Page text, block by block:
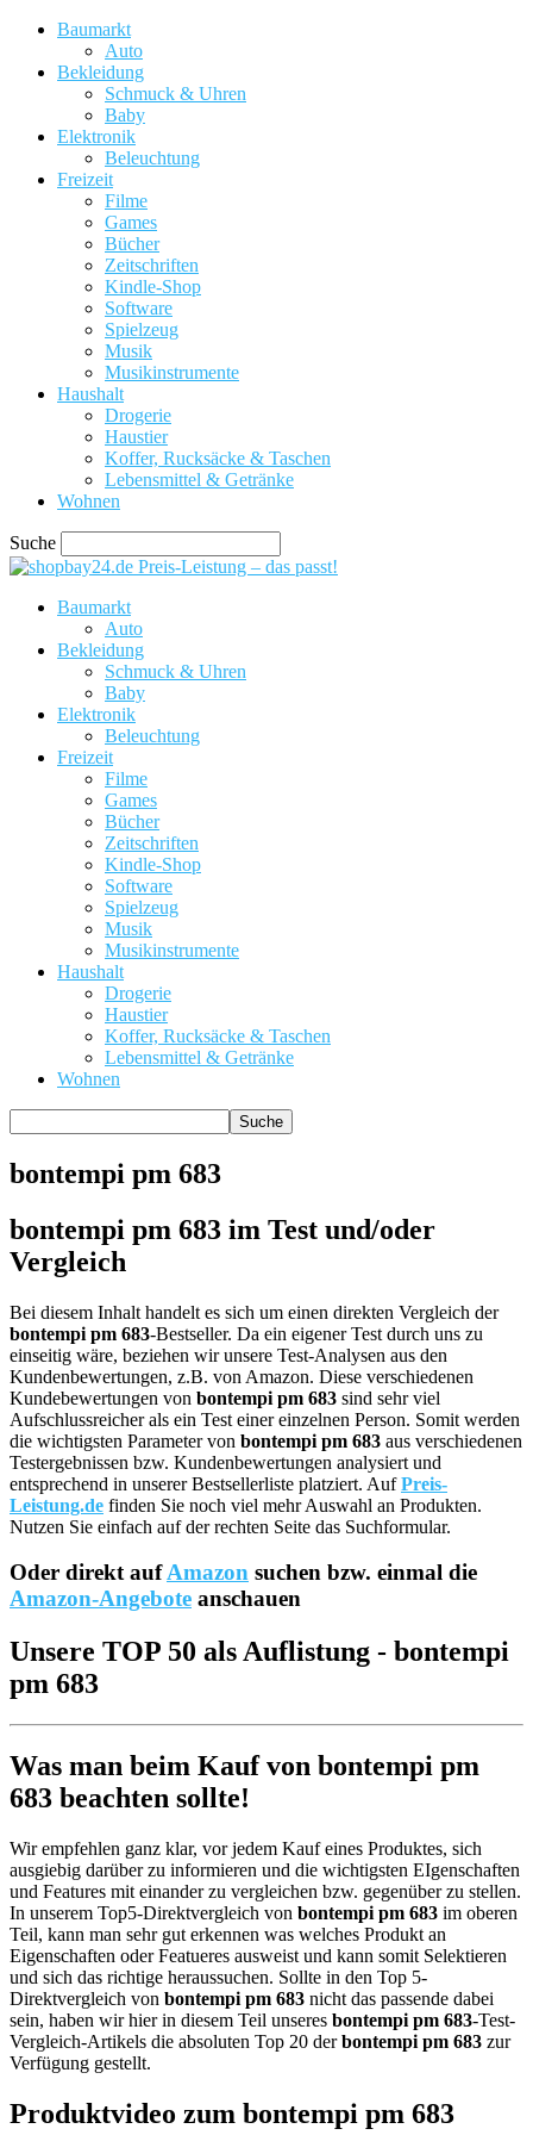
Baumarkt
Auto
Bekleidung
Schmuck & Uhren
Baby
Elektronik
Beleuchtung
Freizeit
Filme
Games
Bücher
Zeitschriften
Kindle-Shop
Software
Spielzeug
Musik
Musikinstrumente
Haushalt
Drogerie
Haustier
Koffer, Rucksäcke & Taschen
Lebensmittel & Getränke
Wohnen
Suche
Preis-Leistung – das passt!
Baumarkt
Auto
Bekleidung
Schmuck & Uhren
Baby
Elektronik
Beleuchtung
Freizeit
Filme
Games
Bücher
Zeitschriften
Kindle-Shop
Software
Spielzeug
Musik
Musikinstrumente
Haushalt
Drogerie
Haustier
Koffer, Rucksäcke & Taschen
Lebensmittel & Getränke
Wohnen
bontempi pm 683
bontempi pm 683 im Test und/oder
Vergleich
Bei diesem Inhalt handelt es sich um einen direkten Vergleich der
bontempi pm 683-Bestseller. Da ein eigener Test durch uns zu
einseitig wäre, beziehen wir unsere Test-Analysen aus den
Kundenbewertungen, z.B. von Amazon. Diese verschiedenen
Kundebewertungen von bontempi pm 683 sind sehr viel
Aufschlussreicher als ein Test einer einzelnen Person. Somit werden
die wichtigsten Parameter von bontempi pm 683 aus verschiedenen
Testergebnissen bzw. Kundenbewertungen analysiert und
entsprechend in unserer Bestsellerliste platziert. AufPreis-
Leistung.de finden Sie noch viel mehr Auswahl an Produkten.
Nutzen Sie einfach auf der rechten Seite das Suchformular.
Oder direkt aufAmazon suchen bzw. einmal die
Amazon-Angebote anschauen
Unsere TOP 50 als Auflistung - bontempi
pm 683
Was man beim Kauf von bontempi pm
683 beachten sollte!
Wir empfehlen ganz klar, vor jedem Kauf eines Produktes, sich
ausgiebig darüber zu informieren und die wichtigsten EIgenschaften
und Features mit einander zu vergleichen bzw. gegenüber zu stellen.
In unserem Top5-Direktvergleich von bontempi pm 683 im oberen
Teil, kann man sehr gut erkennen was welches Produkt an
Eigenschaften oder Featueres ausweist und kann somit Selektieren
und sich das richtige heraussuchen. Sollte in den Top 5-
Direktvergleich von bontempi pm 683 nicht das passende dabei
sein, haben wir hier in diesem Teil unseres bontempi pm 683-Test-
Vergleich-Artikels die absoluten Top 20 derbontempi pm 683 zur
Verfügung gestellt.
Produktvideo zum bontempi pm 683